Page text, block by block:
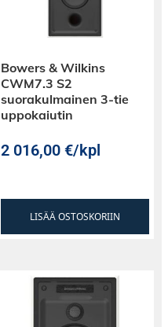
Bowers & Wilkins
CWM7.3 S2
suorakulmainen 3-tie
uppokaiutin
2 016,00€/kpl
LISÄÄ OSTOSKORIIN